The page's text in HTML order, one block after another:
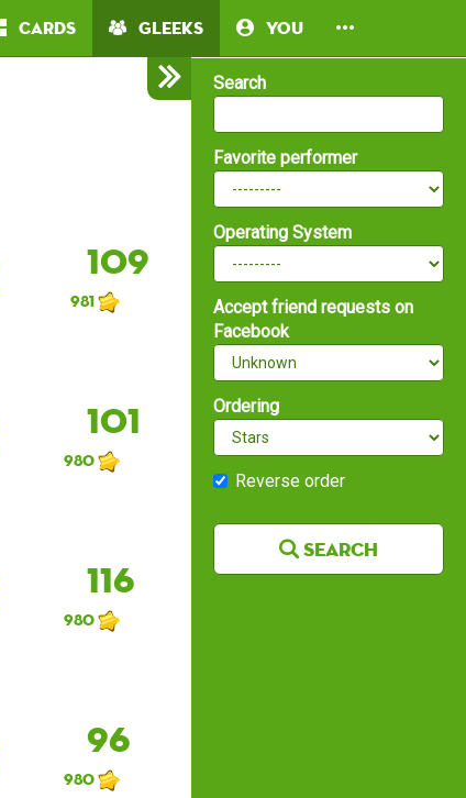
Cards Gleeks You
Search
Favorite performer
Operating System
Accept friend requests on
Facebook
Ordering
Reverse order
Search
109
981
101
980
116
980
96
980